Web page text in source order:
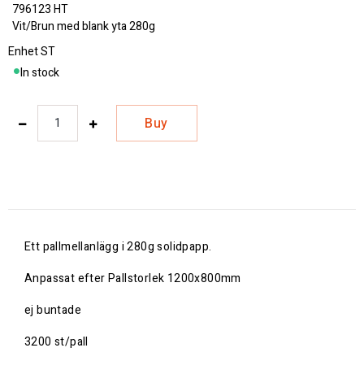
796123 HT
Vit/Brun med blank yta 280g
EnhetST
In stock
Buy
Ett pallmellanlägg i 280g solidpapp.
Anpassat efter Pallstorlek 1200x800mm
ej buntade
3200 st/pall